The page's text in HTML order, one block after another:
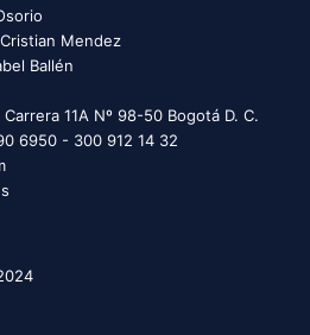
Cristian Mendez
Ballén
Carrera 11A Nº 98-50 Bogotá D. C.
6950 - 300 912 14 32